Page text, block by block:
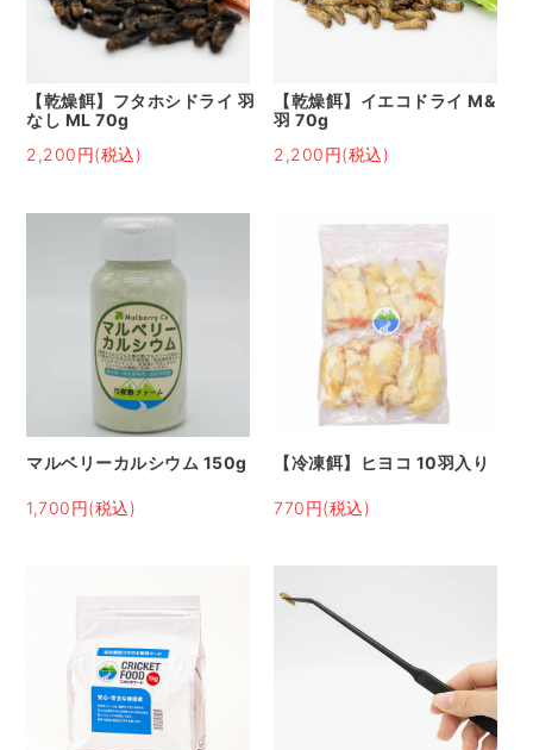
【乾燥餌】フタホシドライ 羽
なし ML 70g
2,200円(税込)
【乾燥餌】イエコドライ M&
羽 70g
2,200円(税込)
マルベリーカルシウム 150g
1,700円(税込)
【冷凍餌】ヒヨコ 10羽入り
770円(税込)